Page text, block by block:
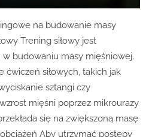
na budowanie masy
Trening siłowy jest
budowaniu masy mięśniowej.
ćwiczeń siłowych, takich jak
sztangi czy
mięśni poprzez mikrourazy
się na zwiększoną masę
Aby utrzymać postępy